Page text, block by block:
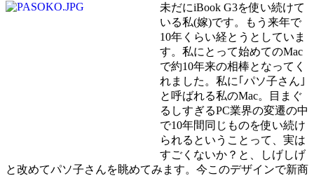
未だにiBook G3を使い続けて
いる私(嫁)です。もう来年で
10年くらい経とうとしていま
す。私にとって始めてのMac
で約10年来の相棒となってく
れました。私に｢パソ子さん｣
と呼ばれる私のMac。目まぐ
るしすぎるPC業界の変遷の中
で10年間同じものを使い続け
られるということって、実は
すごくないか？と、しげしげ
と改めてパソ子さんを眺めてみます。今このデザインで新商